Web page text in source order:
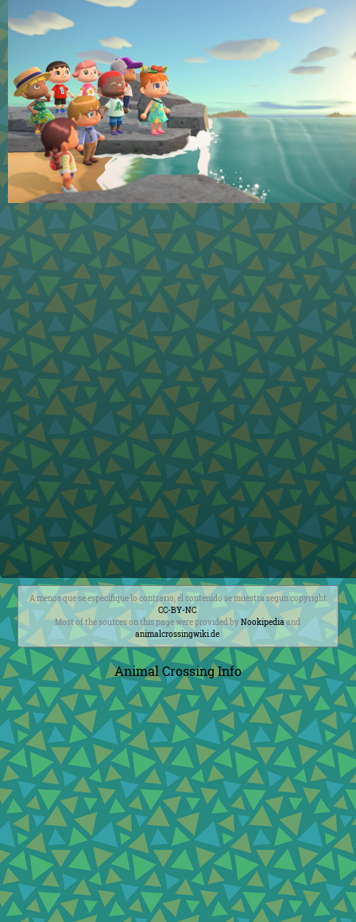
A menos que se especifique lo contrario, el contenido se muestra segun copyright
CC-BY-NC.
Most of the sources on this page were provided byNookipediaand
animalcrossingwiki.de
Animal Crossing Info